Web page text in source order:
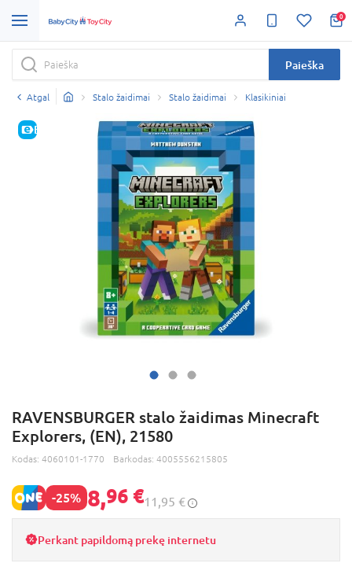
0
Paieška
Atgal Stalo žaidimai Stalo žaidimai Klasikiniai
E-KAINA
RAVENSBURGER stalo žaidimas Minecraft
Explorers, (EN), 21580
Kodas: 4060101-1770 Barkodas: 4005556215805
-25% 8,96 €11,95 €
Perkant papildomą prekę internetu